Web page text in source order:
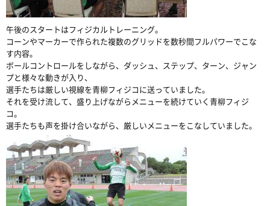
午後のスタートはフィジカルトレーニング。
コーンやマーカーで作られた複数のグリッドを数秒間フルパワーでこな
す内容。
ボールコントロールをしながら、ダッシュ、ステップ、ターン、ジャン
プと様々な動きが入り、
選手たちは厳しい視線を青柳フィジコに送っていました。
それを受け流して、盛り上げながらメニューを続けていく青柳フィジ
コ。
選手たちも声を掛け合いながら、厳しいメニューをこなしていました。